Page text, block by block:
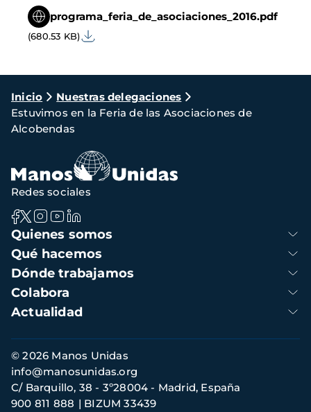
programa_feria_de_asociaciones_2016.pdf
(680.53 KB)
Ruta
de
navegación
Inicio
Nuestras delegaciones
Estuvimos en la Feria de las Asociaciones de
Alcobendas
Navegación
principal
Quienes somos
Qué hacemos
Dónde trabajamos
Colabora
Actualidad
Redes sociales
Información
de
contacto
© 2026 Manos Unidas
C/ Barquillo, 38 - 3º28004 - Madrid, España
900 811 888
BIZUM 33439
info@manosunidas.org